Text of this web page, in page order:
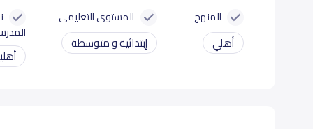
المنهج
أهلي
المستوى التعليمي
إبتدائية و متوسطة